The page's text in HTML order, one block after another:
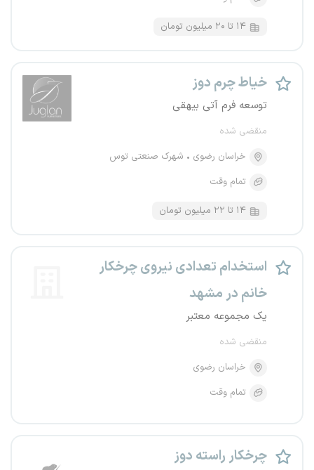
۱۴ تا ۲۰ میلیون تومان
خیاط چرم دوز
توسعه فرم آتی بیهقی
منقضی شده
خراسان رضوی
شهرک صنعتی توس
تمام وقت
۱۴ تا ۲۲ میلیون تومان
استخدام تعدادی نیروی چرخکار
خانم در مشهد
یک مجموعه معتبر
منقضی شده
خراسان رضوی
تمام وقت
چرخکار راسته دوز